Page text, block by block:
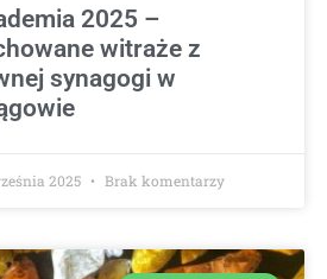
2025 –
witraże z
synagogi w
2025 Brak komentarzy